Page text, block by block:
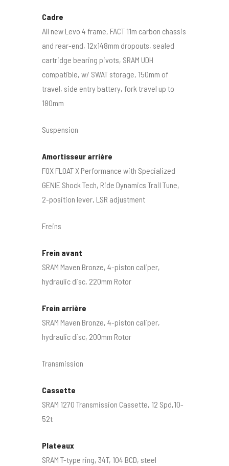
Cadre
All new Levo 4 frame, FACT 11m carbon chassis
and rear-end, 12x148mm dropouts, sealed
cartridge bearing pivots, SRAM UDH
compatible, w/ SWAT storage, 150mm of
travel, side entry battery, fork travel up to
180mm
Suspension
Amortisseur arrière
FOX FLOAT X Performance with Specialized
GENIE Shock Tech, Ride Dynamics Trail Tune,
2-position lever, LSR adjustment
Freins
Frein avant
SRAM Maven Bronze, 4-piston caliper,
hydraulic disc, 220mm Rotor
Frein arrière
SRAM Maven Bronze, 4-piston caliper,
hydraulic disc, 200mm Rotor
Transmission
Cassette
SRAM 1270 Transmission Cassette, 12 Spd,10-
52t
Plateaux
SRAM T-type ring, 34T, 104 BCD, steel